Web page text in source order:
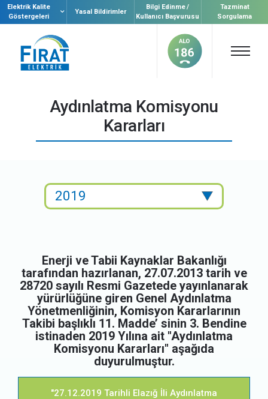
Elektrik Kalite
Göstergeleri
Yasal Bildirimler
Bilgi Edinme /
Kullanıcı Başvurusu
Tazminat
Sorgulama
Aydınlatma Komisyonu
Kararları
Enerji ve Tabii Kaynaklar Bakanlığı
tarafından hazırlanan, 27.07.2013 tarih ve
28720 sayılı Resmi Gazetede yayınlanarak
yürürlüğüne giren Genel Aydınlatma
Yönetmenliğinin, Komisyon Kararlarının
Takibi başlıklı 11. Madde’ sinin 3. Bendine
istinaden 2019 Yılına ait "Aydınlatma
Komisyonu Kararları" aşağıda
duyurulmuştur.
"27.12.2019 Tarihli Elazığ İli Aydınlatma